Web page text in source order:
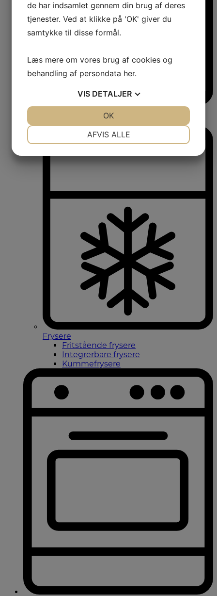
Vinkøleskabe
Frysere
Fritstående frysere
Integrerbare frysere
Kummefrysere
de har indsamlet gennem din brug af deres
tjenester. Ved at klikke på 'OK' giver du
samtykke til disse formål.
Læs mere om vores brug af cookies og
behandling af persondata her.
VIS DETALJER
AFVIS ALLE
OK